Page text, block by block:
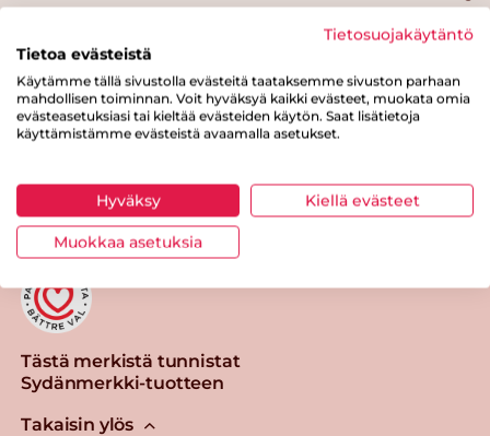
0 g
Tästä merkistä tunnistat
Sydänmerkki-tuotteen
Takaisin ylös
Tietosuojakäytäntö
Tietoa evästeistä
Käytämme tällä sivustolla evästeitä taataksemme sivuston parhaan
mahdollisen toiminnan. Voit hyväksyä kaikki evästeet, muokata omia
evästeasetuksiasi tai kieltää evästeiden käytön. Saat lisätietoja
käyttämistämme evästeistä avaamalla asetukset.
Hyväksy Kiellä evästeet
Muokkaa asetuksia